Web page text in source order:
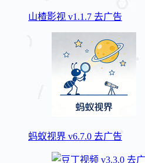
山楂影视 v1.1.7 去广告
蚂蚁视界 v6.7.0 去广告